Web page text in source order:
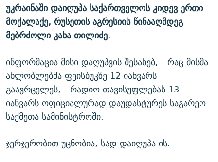
ПРИВЕТ ᲙᲣᲚᲢᲣᲠᲐ
უკრაინაში დაიღუპა საქართველოს კიდევ ერთი
მოქალაქე, რუსეთის აგრესიის წინააღმდეგ
მებრძოლი კახა თილიძე.
ინფორმაცია მისი დაღუპვის შესახებ, - რაც მისმა
ახლობლებმა ფეისბუკზე 12 იანვარს
გაავრცელეს, - რადიო თავისუფლებას 13
იანვარს ოფიციალურად დაუდასტურეს საგარეო
საქმეთა სამინისტროში.
ჯერჯერობით უცნობია, სად დაიღუპა ის.